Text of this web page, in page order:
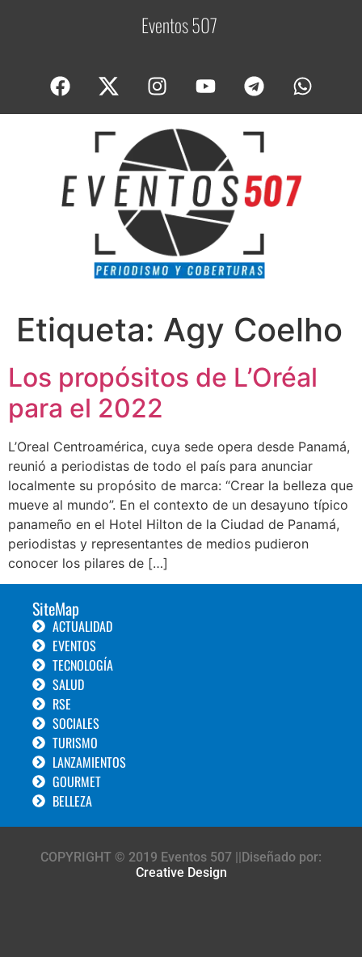
Eventos 507C
Etiqueta: Agy Coelho
Los propósitos de L’Oréal
para el 2022
L’Oreal Centroamérica, cuya sede opera desde Panamá,
reunió a periodistas de todo el país para anunciar
localmente su propósito de marca: “Crear la belleza que
mueve al mundo”. En el contexto de un desayuno típico
panameño en el Hotel Hilton de la Ciudad de Panamá,
periodistas y representantes de medios pudieron
conocer los pilares de […]
SiteMap
ACTUALIDAD
EVENTOS
TECNOLOGÍA
SALUD
RSE
SOCIALES
TURISMO
LANZAMIENTOS
GOURMET
BELLEZA
COPYRIGHT © 2019 Eventos 507 ||Diseñado por:
Creative Design